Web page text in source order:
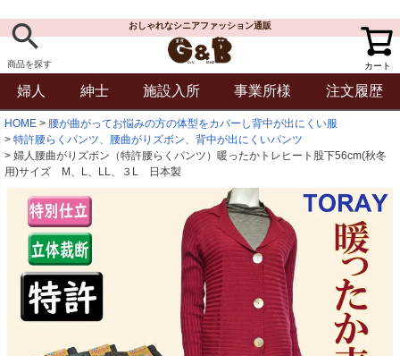
商品を探す
おしゃれなシニアファッション通販
カート
婦人 紳士 施設入所 事業所様 注文履歴
HOME
腰が曲がってお悩みの方の体型をカバーし背中が出にくい服
特許腰らくパンツ、腰曲がりズボン、背中が出にくいパンツ
婦人腰曲がりズボン（特許腰らくパンツ）暖ったかトレヒート股下56cm(秋冬
用)サイズ M、L、LL、３L 日本製